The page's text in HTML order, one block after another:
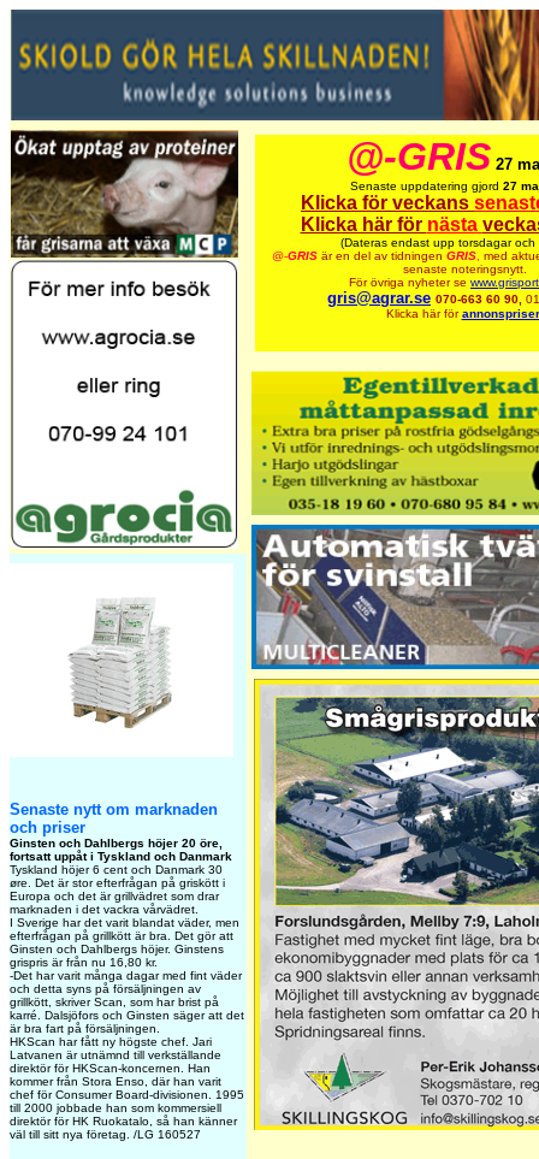
@-GRIS 27
Senaste uppdatering gjord 27
Klicka för veckans
Klicka här för nästa
(Dateras endast upp torsdagar och
@-GRIS är en del av tidningen GRIS, med
senaste noteringsnytt.
För övriga nyheter se
gris@agrar.se 070-663 60 90,
Klicka här för
Senaste nytt om marknaden
och priser
Ginsten och Dahlbergs höjer 20 öre,
fortsatt uppåt i Tyskland och Danmark
Tyskland höjer 6 cent och Danmark 30
øre. Det är stor efterfrågan på griskött i
Europa och det är grillvädret som drar
marknaden i det vackra vårvädret.
I Sverige har det varit blandat väder, men
efterfrågan på grillkött är bra. Det gör att
Ginsten och Dahlbergs höjer. Ginstens
grispris är från nu 16,80 kr.
-Det har varit många dagar med fint väder
och detta syns på försäljningen av
grillkött, skriver Scan, som har brist på
karré. Dalsjöfors och Ginsten säger att det
är bra fart på försäljningen.
HKScan har fått ny högste chef. Jari
Latvanen är utnämnd till verkställande
direktör för HKScan-koncernen. Han
kommer från Stora Enso, där han varit
chef för Consumer Board-divisionen. 1995
till 2000 jobbade han som kommersiell
direktör för HK Ruokatalo, så han känner
väl till sitt nya företag. /LG 160527